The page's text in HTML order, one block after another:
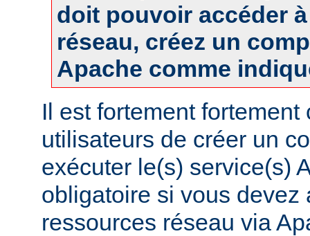
doit pouvoir accéder
réseau, créez un
Apache comme
Il est fortement
utilisateurs de créer un
exécuter le(s) service(s)
obligatoire si vous devez
ressources réseau via